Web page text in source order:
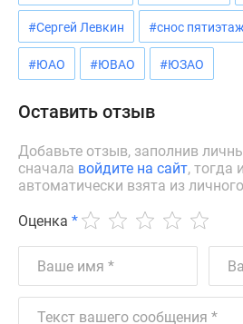
сайте
Дзен
места
#траншевая
ипотека
ИТ-
ипотека
Квартиры
скидками
#Сергей Левкин #снос
#ЮАО #ЮВАО #ЮЗАО
Оставить отзыв
Добавьте отзыв, заполнив
сначала войдите на сайт, тогда
автоматически взята из
Оценка *